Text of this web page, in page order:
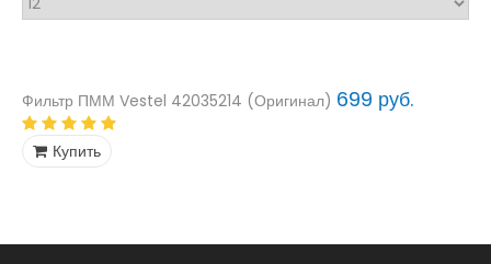
Фильтр ПММ Vestel 42035214 (Оригинал) 699 руб.
Купить